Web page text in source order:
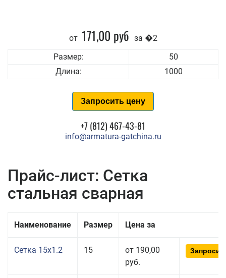
от 171,00 руб за �2
Размер:
50
Длина:
1000
Запросить цену
+7 (812) 467-43-81
info@armatura-gatchina.ru
Прайс-лист: Сетка
стальная сварная
Наименование Размер Цена за
Сетка 15x1.2 15
от 190,00
руб.